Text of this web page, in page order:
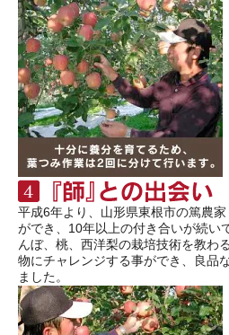
平成6年より、山形県東根市の篤農
ができ、10年以上の付き合いが続い
んぼ、桃、西洋梨の栽培技術を教わ
物にチャレンジする事ができ、良品
ました。